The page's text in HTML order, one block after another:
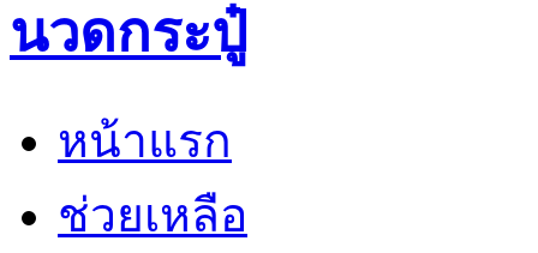
นวดกระปู๋
หน้าแรก
ช่วยเหลือ